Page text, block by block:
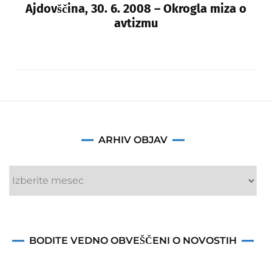
Ajdovščina, 30. 6. 2008 – Okrogla miza o
avtizmu
ARHIV OBJAV
Arhiv
BODITE VEDNO OBVEŠČENI O NOVOSTIH